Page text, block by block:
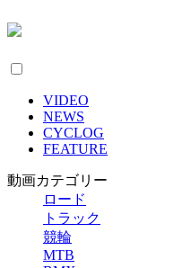
VIDEO
NEWS
CYCLOG
FEATURE
動画カテゴリー
ロード
トラック
競輪
MTB